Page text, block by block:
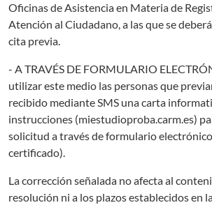
Oficinas de Asistencia en Materia de
Atención al Ciudadano, a las que se
cita previa.
- A TRAVÉS DE FORMULARIO
utilizar este medio las personas que
recibido mediante SMS una carta
instrucciones (miestudioproba.carm.es)
solicitud a través de formulario
certificado).
La corrección señalada no afecta al
resolución ni a los plazos establecidos en